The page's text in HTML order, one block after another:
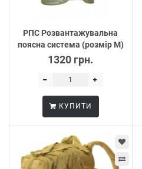
РПС Розвантажувальна
поясна система (розмір М)
1320 грн.
КУПИТИ